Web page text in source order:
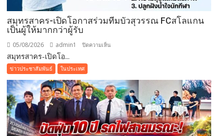
สมุทรสาคร-เปิดโอกาสร่วมทีมบัวสุวรรณ FCสโลแกน
เป็นผู้ให้มากกว่าผู้รับ
05/08/2026 admin1 ปิดความเห็น
ร่วม
ทีม
บัว
สุวรรณ
FCสโลแกน
สมุทรสาคร-เปิดโอ...
ข่าวประชาสัมพันธ์ ในประเทศ